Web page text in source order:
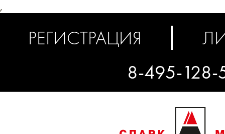
,
РЕГИСТРАЦИЯ
8-495-128-